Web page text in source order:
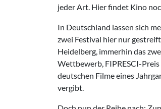
jeder Art. Hier findet Kino
In Deutschland lassen sich
zwei Festival hier nur
Heidelberg, immerhin das
Wettbewerb, FIPRESCI-
deutschen Filme eines
vergibt.